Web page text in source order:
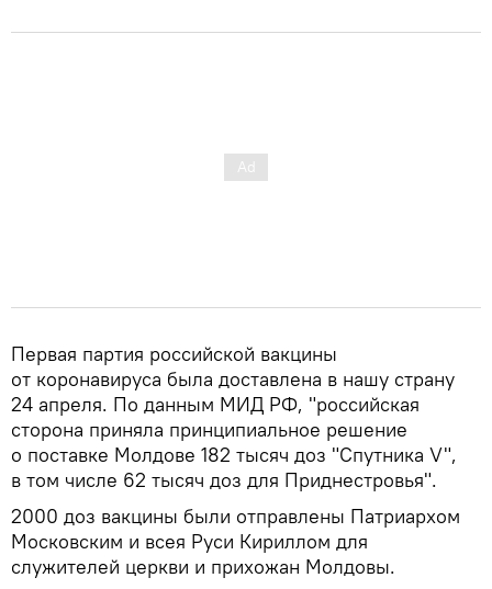
Первая партия российской вакцины
от коронавируса была доставлена в нашу страну
24 апреля. По данным МИД РФ, "российская
сторона приняла принципиальное решение
о поставке Молдове 182 тысяч доз "Спутника V",
в том числе 62 тысяч доз для Приднестровья".
2000 доз вакцины были отправлены Патриархом
Московским и всея Руси Кириллом для
служителей церкви и прихожан Молдовы.